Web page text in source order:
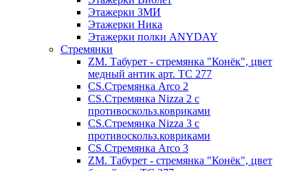
Этажерки ЗМИ
Этажерки Ника
Этажерки полки ANYDAY
Стремянки
ZM. Табурет - стремянка "Конёк", цвет
медный антик арт. ТС 277
CS.Стремянка Arco 2
CS.Стремянка Nizza 2 с
противоскольз.ковриками
CS.Стремянка Nizza 3 с
противоскольз.ковриками
CS.Стремянка Arco 3
ZM. Табурет - стремянка "Конёк", цвет